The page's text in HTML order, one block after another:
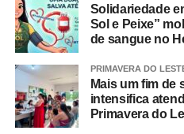
WhatsApp
Facebook
Twitter
Solidariedade
Sol e Peixe”
de sangue no
PRIMAVERA DO
Mais um fim de
intensifica
Primavera do